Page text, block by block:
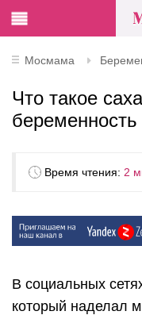
Мосмама
Что такое
беременность
Время чтения: 2
В социальных
который наделал